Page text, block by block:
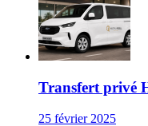
Transfert privé
25 février 2025